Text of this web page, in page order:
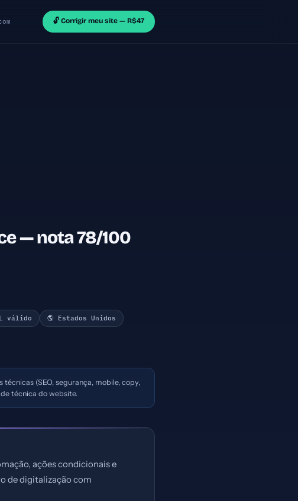
🔓 Corrigir meu site — R$47
— nota 78/100
válido 🌎 Estados Unidos
técnicas (SEO, segurança, mobile, copy,
técnica do website.
ações condicionais e
de digitalização com